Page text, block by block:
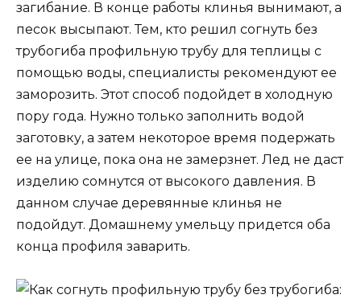
загибание. В конце работы клинья вынимают, а
песок высыпают. Тем, кто решил согнуть без
трубогиба профильную трубу для теплицы с
помощью воды, специалисты рекомендуют ее
заморозить. Этот способ подойдет в холодную
пору года. Нужно только заполнить водой
заготовку, а затем некоторое время подержать
ее на улице, пока она не замерзнет. Лед не даст
изделию сомнутся от высокого давления. В
данном случае деревянные клинья не
подойдут. Домашнему умельцу придется оба
конца профиля заварить.